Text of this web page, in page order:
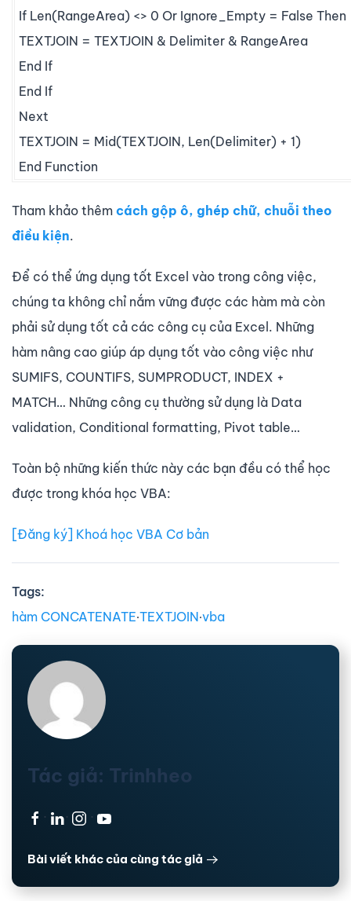
If Len(RangeArea) <> 0 Or Ignore_Empty = False Then
TEXTJOIN = TEXTJOIN & Delimiter & RangeArea
End If
End If
Next
TEXTJOIN = Mid(TEXTJOIN, Len(Delimiter) + 1)
End Function
Tham khảo thêm cách gộp ô, ghép chữ, chuỗi theo
điều kiện.
Để có thể ứng dụng tốt Excel vào trong công việc,
chúng ta không chỉ nắm vững được các hàm mà còn
phải sử dụng tốt cả các công cụ của Excel. Những
hàm nâng cao giúp áp dụng tốt vào công việc như
SUMIFS, COUNTIFS, SUMPRODUCT, INDEX +
MATCH… Những công cụ thường sử dụng là Data
validation, Conditional formatting, Pivot table…
Toàn bộ những kiến thức này các bạn đều có thể học
được trong khóa học VBA:
[Đăng ký] Khoá học VBA Cơ bản
Tags:
hàm CONCATENATE∙TEXTJOIN∙vba
Tác giả: Trinhheo
· · ·
Bài viết khác của cùng tác giả